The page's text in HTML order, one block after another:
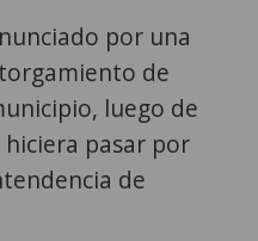
por una
de
luego de
pasar por
de